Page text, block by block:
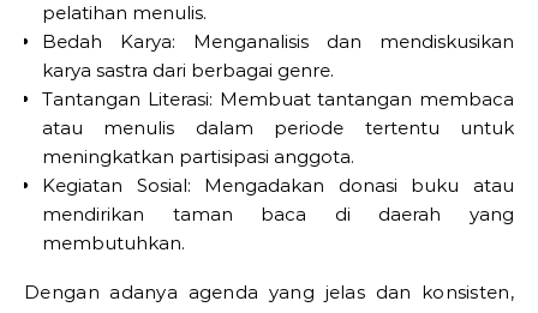
pelatihan menulis.
Bedah Karya: Menganalisis dan mendiskusikan
karya sastra dari berbagai genre.
Tantangan Literasi: Membuat tantangan membaca
atau menulis dalam periode tertentu untuk
meningkatkan partisipasi anggota.
Kegiatan Sosial: Mengadakan donasi buku atau
mendirikan taman baca di daerah yang
membutuhkan.
Dengan adanya agenda yang jelas dan konsisten,